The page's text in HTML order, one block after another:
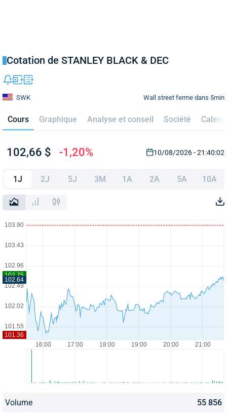
Cotation de STANLEY BLACK & DEC
Wall street ferme dans 5min
SWK
Cours Graphique Analyse et conseil Société
102,66 $ -1,20% 10/08/2026 - 21:40:02
1J 2J 5J 3M 1A 2A 5A 10A
Volume 55 856